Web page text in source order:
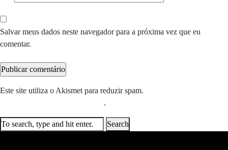
Salvar meus dados neste navegador para a próxima vez que eu
comentar.
Este site utiliza o Akismet para reduzir spam.
.
Search